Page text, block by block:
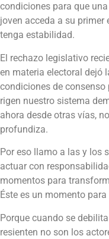
condiciones para que
joven acceda a su
tenga estabilidad.
El rechazo legislativo
en materia electoral dejó
condiciones de
rigen nuestro sistema
ahora desde otras vías,
profundiza.
Por eso llamo a las y los
actuar con
momentos para
Éste es un momento
Porque cuando se
resienten no son los